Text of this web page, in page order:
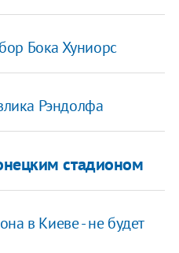
Бока Хуниорс
Рэндолфа
стадионом
в Киеве - не будет